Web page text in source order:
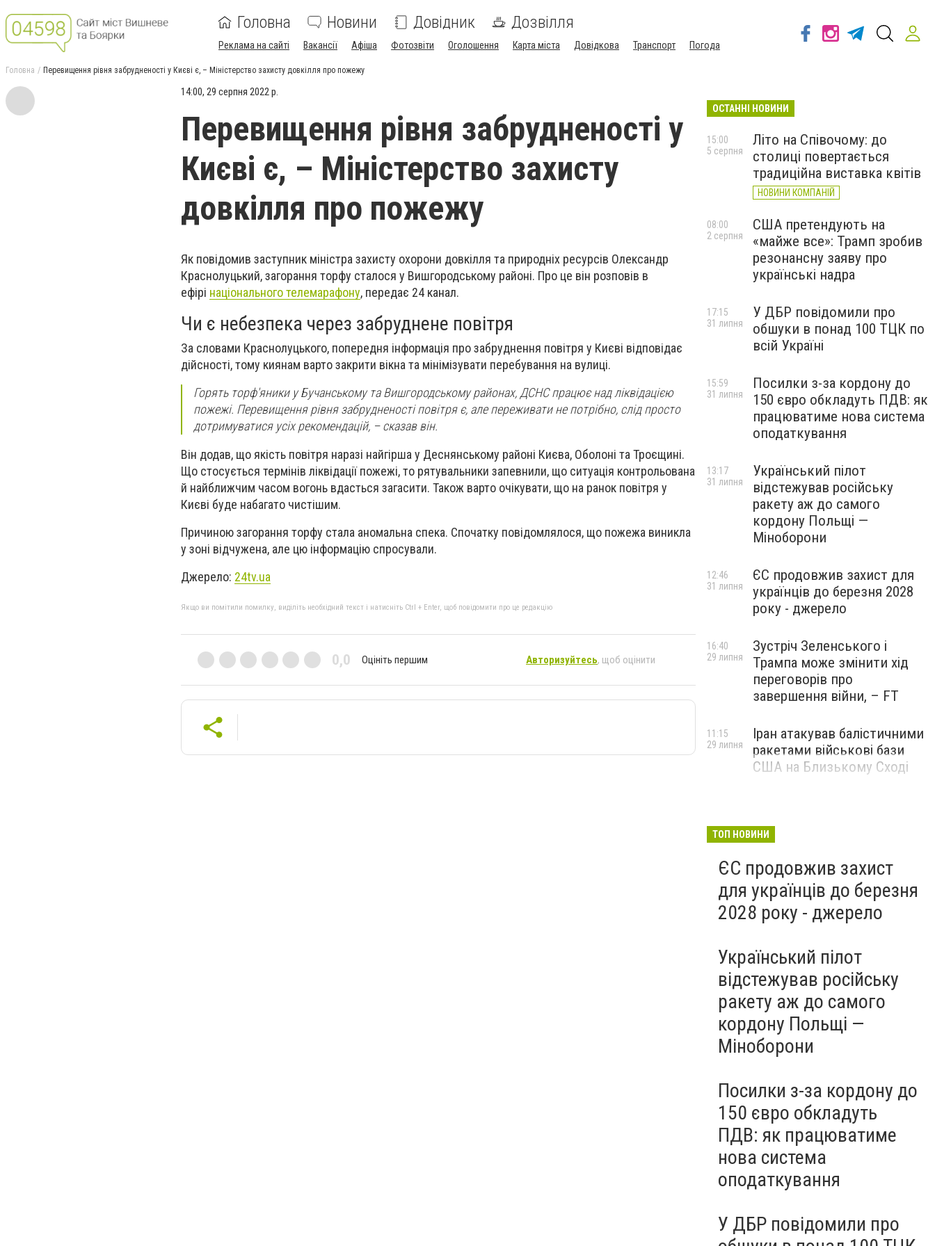
Головна Новини Довідник Дозвілля
Реклама на сайті Вакансії Афіша Фотозвіти Оголошення Карта міста Довідкова Транспорт Погода
Головна Перевищення рівня забрудненості у Києві є, – Міністерство захисту довкілля про пожежу
14:00, 29 серпня 2022 р.
Перевищення рівня забрудненості у
Києві є, – Міністерство захисту
довкілля про пожежу
Як повідомив заступник міністра захисту охорони довкілля та природніх ресурсів Олександр
Краснолуцький, загорання торфу сталося у Вишгородському районі. Про це він розповів в
ефірі національного телемарафону, передає 24 канал.
Чи є небезпека через забруднене повітря
За словами Краснолуцького, попередня інформація про забруднення повітря у Києві відповідає
дійсності, тому киянам варто закрити вікна та мінімізувати перебування на вулиці.
Горять торф'яники у Бучанському та Вишгородському районах, ДСНС працює над ліквідацією
пожежі. Перевищення рівня забрудненості повітря є, але переживати не потрібно, слід просто
дотримуватися усіх рекомендацій, – сказав він.
Він додав, що якість повітря наразі найгірша у Деснянському районі Києва, Оболоні та Троєщині.
Що стосується термінів ліквідації пожежі, то рятувальники запевнили, що ситуація контрольована
й найближчим часом вогонь вдасться загасити. Також варто очікувати, що на ранок повітря у
Києві буде набагато чистішим.
Причиною загорання торфу стала аномальна спека. Спочатку повідомлялося, що пожежа виникла
у зоні відчужена, але цю інформацію спросували.
Джерело: 24tv.ua
Якщо ви помітили помилку, виділіть необхідний текст і натисніть Ctrl + Enter, щоб повідомити про це редакцію
0,0 Оцініть першим Авторизуйтесь, щоб оцінити
ОСТАННІ НОВИНИ
Літо на Співочому: до
столиці повертається
традиційна виставка квітів
НОВИНИ КОМПАНІЙ
15:00
5 серпня
США претендують на
«майже все»: Трамп зробив
резонансну заяву про
українські надра
08:00
2 серпня
У ДБР повідомили про
обшуки в понад 100 ТЦК по
всій Україні
17:15
31 липня
Посилки з-за кордону до
150 євро обкладуть ПДВ: як
працюватиме нова система
оподаткування
15:59
31 липня
Український пілот
відстежував російську
ракету аж до самого
кордону Польщі —
Міноборони
13:17
31 липня
ЄС продовжив захист для
українців до березня 2028
року - джерело
12:46
31 липня
Зустріч Зеленського і
Трампа може змінити хід
переговорів про
завершення війни, – FT
16:40
29 липня
Іран атакував балістичними
ракетами військові бази
США на Близькому Сході
11:15
29 липня
ТОП НОВИНИ
ЄС продовжив захист
для українців до березня
2028 року - джерело
Український пілот
відстежував російську
ракету аж до самого
кордону Польщі —
Міноборони
Посилки з-за кордону до
150 євро обкладуть
ПДВ: як працюватиме
нова система
оподаткування
У ДБР повідомили про